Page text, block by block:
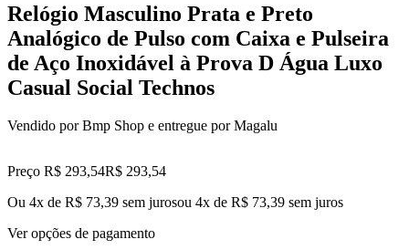
Relógio Masculino Prata e Preto
Analógico de Pulso com Caixa e Pulseira
de Aço Inoxidável à Prova D Água Luxo
Casual Social Technos
Vendido porBmp Shop e entregue por Magalu
Preço R$ 293,54R$ 293,54
Ou 4x de R$ 73,39 sem jurosou 4x de R$ 73,39 sem juros
Ver opções de pagamento